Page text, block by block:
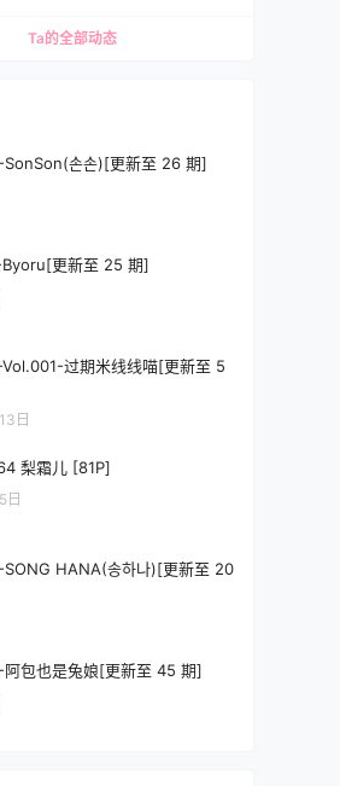
Ta的全部动态
SonSon(손손)[更新至 26 期]
Byoru[更新至 25 期]
Vol.001-过期米线线喵[更新至 5
日
梨霜儿 [81P]
日
HANA(송하나)[更新至 20
阿包也是兔娘[更新至 45 期]